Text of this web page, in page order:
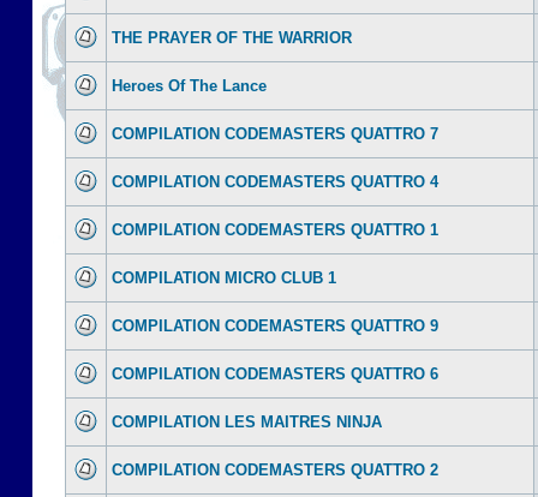
THE PRAYER OF THE WARRIOR
Heroes Of The Lance
COMPILATION CODEMASTERS QUATTRO 7
COMPILATION CODEMASTERS QUATTRO 4
COMPILATION CODEMASTERS QUATTRO 1
COMPILATION MICRO CLUB 1
COMPILATION CODEMASTERS QUATTRO 9
COMPILATION CODEMASTERS QUATTRO 6
COMPILATION LES MAITRES NINJA
COMPILATION CODEMASTERS QUATTRO 2